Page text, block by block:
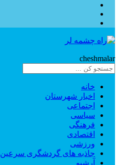
cheshmalar
خانه
اخبار شهرستان
اجتماعی
سیاسی
فرهنگی
اقتصادی
ورزشی
جاذبه های گردشگری سرعین
آرشیو